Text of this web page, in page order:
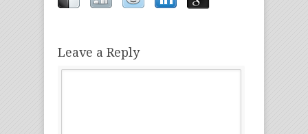
Leave a Reply